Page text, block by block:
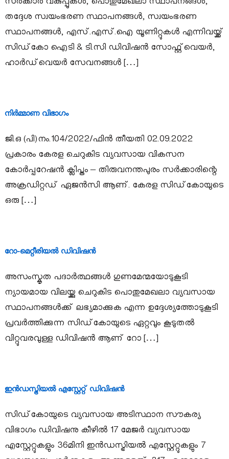
m
I
n
u
s
t
i
e
s
u
a
g
e
സർക്കാർ വകുപ്പുകൾ, പൊതുമേഖലാ സ്ഥാപനങ്ങൾ,
തദ്ദേശ സ്വയംഭരണ സ്ഥാപനങ്ങൾ, സ്വയംഭരണ
സ്ഥാപനങ്ങൾ, എസ്.എസ്.ഐ യൂണിറ്റുകൾ എന്നിവയ്ക്ക്
സിഡ്‌കോ ഐടി & ടി.സി ഡിവിഷൻ സോഫ്റ്റ്‌വെയർ,
ഹാർഡ്‌വെയർ സേവനങ്ങൾ […]
നിർമ്മാണ വിഭാഗം
ജി.ഒ (പി)നം.104/2022/ഫിൻ തീയതി 02.09.2022
പ്രകാരം കേരള ചെറുകിട വ്യവസായ വികസന
കോർപ്പറേഷൻ ക്ലിപ്തം – തിരുവനന്തപുരം സർക്കാരിന്റെ
അക്രഡിറ്റഡ് ഏജൻസി ആണ്. കേരള സിഡ്കോയുടെ
ഒരു […]
റോ-മെറ്റീരിയൽ ഡിവിഷൻ
അസംസ്കൃത പദാർത്ഥങ്ങൾ ഗുണമേന്മയോടുകൂടി
ന്യായമായ വിലയ്ക്കു ചെറുകിട പൊതുമേഖലാ വ്യവസായ
സ്ഥാപനങ്ങൾക്ക് ലഭ്യമാക്കുക എന്ന ഉദ്ദേശ്യത്തോടുകൂടി
പ്രവർത്തിക്കുന്ന സിഡ്‌കോയുടെ ഏറ്റവും കൂടുതൽ
വിറ്റുവരവുള്ള ഡിവിഷൻ ആണ് റോ […]
ഇൻഡസ്ട്രിയൽ എസ്റ്റേറ്റ് ഡിവിഷൻ
സിഡ്കോയുടെ വ്യവസായ അടിസ്ഥാന സൗകര്യ
വിഭാഗം ഡിവിഷനു കീഴിൽ 17 മേജർ വ്യവസായ
എസ്റ്റേറ്റുകളും 36മിനി ഇൻഡസ്ട്രിയൽ എസ്റ്റേറ്റുകളും 7